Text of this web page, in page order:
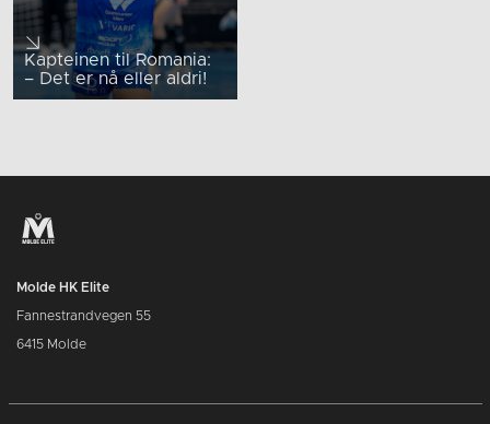
Kapteinen til Romania:
– Det er nå eller aldri!
Molde HK Elite
Fannestrandvegen 55
6415 Molde